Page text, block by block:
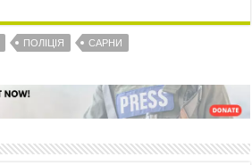
ПОЛІЦІЯ САРНИ